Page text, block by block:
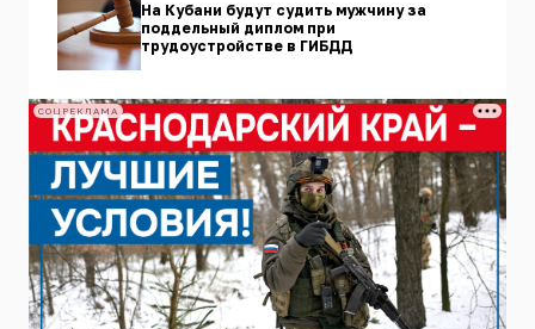
На Кубани будут судить мужчину за
поддельный диплом при
трудоустройстве в ГИБДД
СОЦРЕКЛАМА